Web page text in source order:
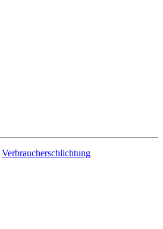
Verbraucherschlichtung